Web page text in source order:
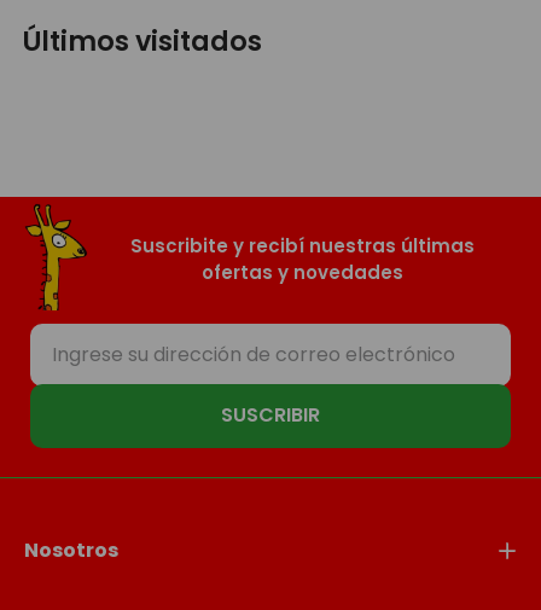
Últimos visitados
Suscribite y recibí nuestras últimas
ofertas y novedades
SUSCRIBIR
Nosotros